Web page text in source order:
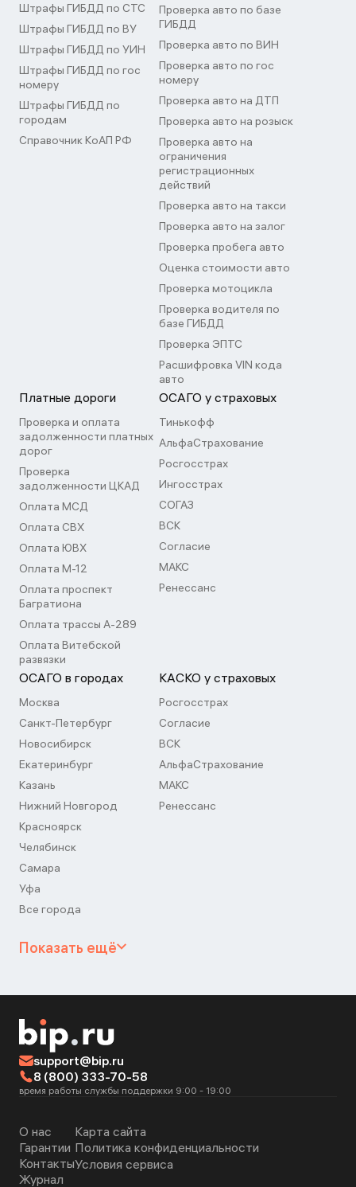
Штрафы ГИБДД по СТС
Штрафы ГИБДД по ВУ
Штрафы ГИБДД по УИН
Штрафы ГИБДД по гос
номеру
Штрафы ГИБДД по
городам
Справочник КоАП РФ
Проверка авто по базе
ГИБДД
Проверка авто по ВИН
Проверка авто по гос
номеру
Проверка авто на ДТП
Проверка авто на розыск
Проверка авто на
ограничения
регистрационных
действий
Проверка авто на такси
Проверка авто на залог
Проверка пробега авто
Оценка стоимости авто
Проверка мотоцикла
Проверка водителя по
базе ГИБДД
Проверка ЭПТС
Расшифровка VIN кода
авто
Платные дороги
Проверка и оплата
задолженности платных
дорог
Проверка
задолженности ЦКАД
Оплата МСД
Оплата СВХ
Оплата ЮВХ
Оплата М-12
Оплата проспект
Багратиона
Оплата трассы А-289
Оплата Витебской
развязки
ОСАГО у страховых
Тинькофф
АльфаСтрахование
Росгосстрах
Ингосстрах
СОГАЗ
ВСК
Согласие
МАКС
Ренессанс
ОСАГО в городах
Москва
Санкт-Петербург
Новосибирск
Екатеринбург
Казань
Нижний Новгород
Красноярск
Челябинск
Самара
Уфа
Все города
КАСКО у страховых
Росгосстрах
Согласие
ВСК
АльфаСтрахование
МАКС
Ренессанс
Показать ещё
support@bip.ru
8 (800) 333-70-58
время работы службы поддержки 9:00 - 19:00
О нас
Гарантии
Контакты
Журнал
Карта сайта
Политика конфиденциальности
Условия сервиса